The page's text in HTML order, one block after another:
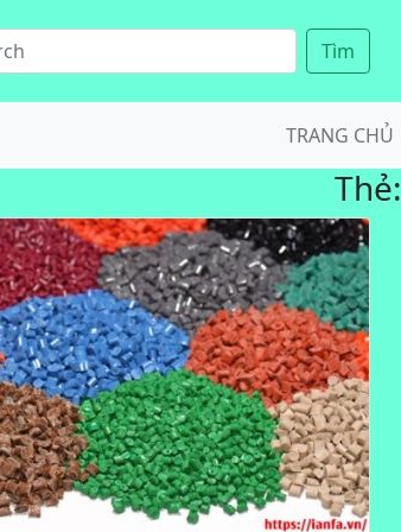
Tìm
TRANG CHỦ
Thẻ: